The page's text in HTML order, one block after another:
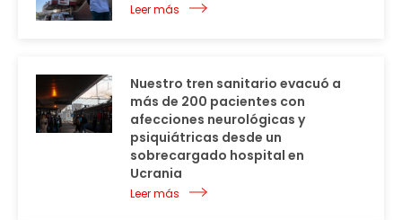
Leer más
Nuestro tren sanitario evacuó a
más de 200 pacientes con
afecciones neurológicas y
psiquiátricas desde un
sobrecargado hospital en
Ucrania
Leer más